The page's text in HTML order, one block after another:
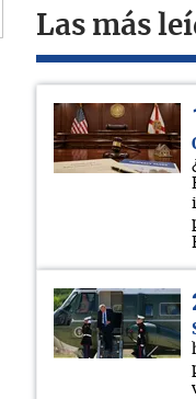
Las más